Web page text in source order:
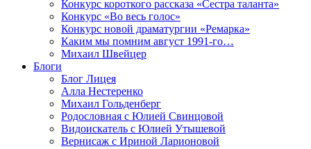
Конкурс короткого рассказа «Сестра таланта»
Конкурс «Во весь голос»
Конкурс новой драматургии «Ремарка»
Каким мы помним август 1991-го…
Михаил Швейцер
Блоги
Блог Лицея
Алла Нестеренко
Михаил Гольденберг
Родословная с Юлией Свинцовой
Видоискатель с Юлией Утышевой
Вернисаж с Ириной Ларионовой